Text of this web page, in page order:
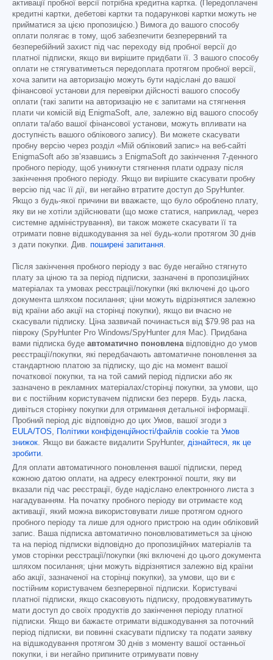
активації пробної версії потрібна кредитна картка. (Передоплачені
кредитні картки, дебетові картки та подарункові картки можуть не
прийматися за цією пропозицією.) Вимога до вашого способу
оплати полягає в тому, щоб забезпечити безперервний та
безперебійний захист під час переходу від пробної версії до
платної підписки, якщо ви вирішите придбати її. З вашого способу
оплати не стягуватиметься передоплата протягом пробної версії,
хоча запити на авторизацію можуть бути надіслані до вашої
фінансової установи для перевірки дійсності вашого способу
оплати (такі запити на авторизацію не є запитами на стягнення
плати чи комісій від EnigmaSoft, але, залежно від вашого способу
оплати та/або вашої фінансової установи, можуть впливати на
доступність вашого облікового запису). Ви можете скасувати
пробну версію через розділ «Мій обліковий запис» на веб-сайті
EnigmaSoft або зв’язавшись з EnigmaSoft до закінчення 7-денного
пробного періоду, щоб уникнути стягнення плати одразу після
закінчення пробного періоду. Якщо ви вирішите скасувати пробну
версію під час її дії, ви негайно втратите доступ до SpyHunter.
Якщо з будь-якої причини ви вважаєте, що було оброблено плату,
яку ви не хотіли здійснювати (що може статися, наприклад, через
системне адміністрування), ви також можете скасувати її та
отримати повне відшкодування за неї будь-коли протягом 30 днів
з дати покупки. Див. поширені запитання.
Після закінчення пробного періоду з вас буде негайно стягнуто
плату за ціною та за період підписки, зазначені в пропозиційних
матеріалах та умовах реєстрації/покупки (які включені до цього
документа шляхом посилання; ціни можуть відрізнятися залежно
від країни або акції на сторінці покупки), якщо ви вчасно не
скасували підписку. Ціна зазвичай починається від $79.98 раз на
півроку (SpyHunter Pro Windows/SpyHunter для Mac). Придбана
вами підписка буде автоматично поновленавідповідно до умов
реєстрації/покупки, які передбачають автоматичне поновлення за
стандартною платою за підписку, що діє на момент вашої
початкової покупки, та на той самий період підписки або як
зазначено в рекламних матеріалах/сторінці покупки, за умови, що
ви є постійним користувачем підписки без перерв. Будь ласка,
дивіться сторінку покупки для отримання детальної інформації.
Пробний період діє відповідно до цих Умов, вашої згоди з
EULA/TOS, Політики конфіденційності/файлів cookie та Умов
знижок. Якщо ви бажаєте видалити SpyHunter, дізнайтеся, як це
зробити.
Для оплати автоматичного поновлення вашої підписки, перед
кожною датою оплати, на адресу електронної пошти, яку ви
вказали під час реєстрації, буде надіслано електронного листа з
нагадуванням. На початку пробного періоду ви отримаєте код
активації, який можна використовувати лише протягом одного
пробного періоду та лише для одного пристрою на один обліковий
запис. Ваша підписка автоматично поновлюватиметься за ціною
та на період підписки відповідно до пропозиційних матеріалів та
умов сторінки реєстрації/покупки (які включені до цього документа
шляхом посилання; ціни можуть відрізнятися залежно від країни
або акції, зазначеної на сторінці покупки), за умови, що ви є
постійним користувачем безперервної підписки. Користувачі
платної підписки, якщо скасовують підписку, продовжуватимуть
мати доступ до своїх продуктів до закінчення періоду платної
підписки. Якщо ви бажаєте отримати відшкодування за поточний
період підписки, ви повинні скасувати підписку та подати заявку
на відшкодування протягом 30 днів з моменту вашої останньої
покупки, і ви негайно припините отримувати повну